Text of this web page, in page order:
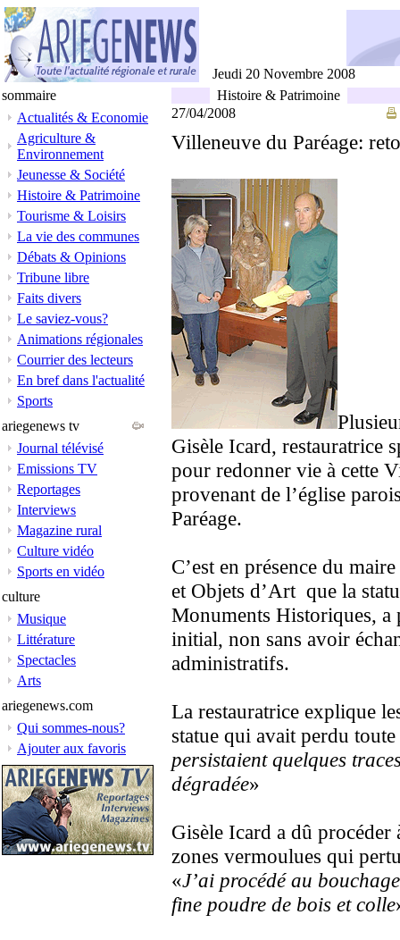
Jeudi 20 Novembre 2008
sommaire
Actualités & Economie
Agriculture &
Environnement
Jeunesse & Société
Histoire & Patrimoine
Tourisme & Loisirs
La vie des communes
Débats & Opinions
Tribune libre
Faits divers
Le saviez-vous?
Animations régionales
Courrier des lecteurs
En bref dans l'actualité
Sports
ariegenews tv
Journal télévisé
Emissions TV
Reportages
Interviews
Magazine rural
Culture vidéo
Sports en vidéo
culture
Musique
Littérature
Spectacles
Arts
ariegenews.com
Qui sommes-nous?
Ajouter aux favoris
Histoire & Patrimoine
27/04/2008
Villeneuve du Paréage:
Gisèle Icard, restauratrice
pour redonner vie à cette
provenant de l’église
Paréage.
C’est en présence du
et Objets d’Art que la
Monuments Historiques, a
initial, non sans avoir
administratifs.
La restauratrice explique
statue qui avait perdu
persistaient quelques
dégradée»
Gisèle Icard a dû procéder
zones vermoulues qui
«J’ai procédé au
fine poudre de bois et colle